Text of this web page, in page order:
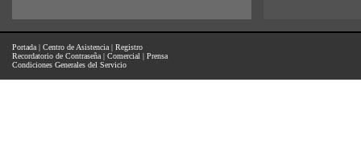
Portada | Centro de Asistencia | Registro
Recordatorio de Contraseña | Comercial | Prensa
Condiciones Generales del Servicio